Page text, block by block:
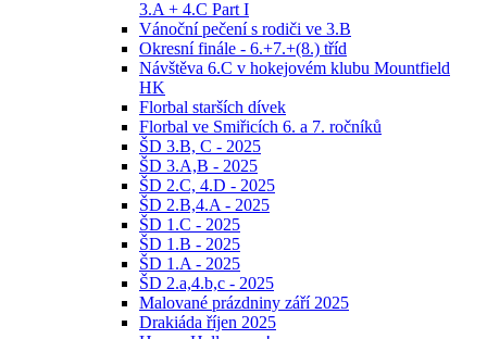
3.A + 4.C Part I
Vánoční pečení s rodiči ve 3.B
Okresní finále - 6.+7.+(8.) tříd
Návštěva 6.C v hokejovém klubu Mountfield
HK
Florbal starších dívek
Florbal ve Smiřicích 6. a 7. ročníků
ŠD 3.B, C - 2025
ŠD 3.A,B - 2025
ŠD 2.C, 4.D - 2025
ŠD 2.B,4.A - 2025
ŠD 1.C - 2025
ŠD 1.B - 2025
ŠD 1.A - 2025
ŠD 2.a,4.b,c - 2025
Malované prázdniny září 2025
Drakiáda říjen 2025